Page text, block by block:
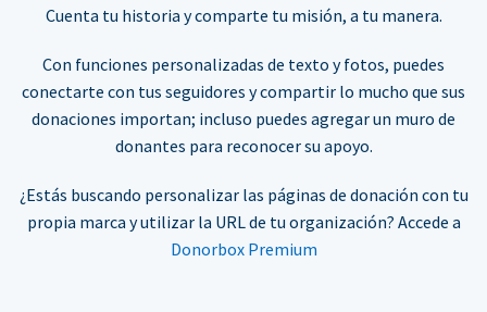
Cuenta tu historia y comparte tu misión, a tu manera.
Con funciones personalizadas de texto y fotos, puedes
conectarte con tus seguidores y compartir lo mucho que sus
donaciones importan; incluso puedes agregar un muro de
donantes para reconocer su apoyo.
¿Estás buscando personalizar las páginas de donación con tu
propia marca y utilizar la URL de tu organización? Accede a
Donorbox Premium